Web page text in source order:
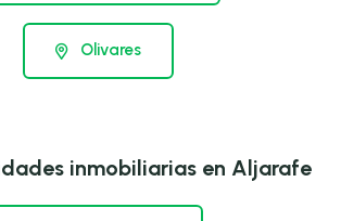
Olivares
inmobiliarias en Aljarafe